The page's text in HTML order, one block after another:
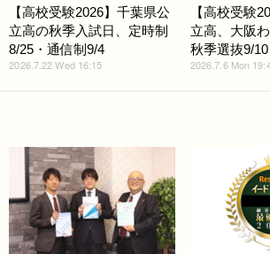
【高校受験2026】千葉県公
立高の秋季入試日、定時制
8/25・通信制9/4
2026.7.22 Wed 16:15
【高校受験
立高、大阪
秋季選抜9/10
2026.7.6 Mon